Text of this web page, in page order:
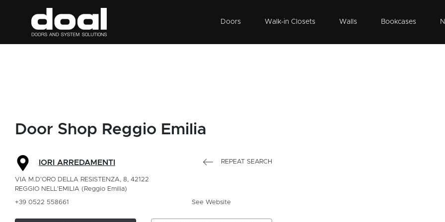
Doors Walk-in Closets Walls Bookcases
Door Shop Reggio Emilia
IORI ARREDAMENTI REPEAT SEARCH
VIA M.D'ORO DELLA RESISTENZA, 8, 42122
REGGIO NELL'EMILIA (Reggio Emilia)
+39 0522 558661 See Website